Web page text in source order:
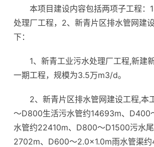
本项目建设内容包括两项子工程：
处理厂工程，2、新青片区排水管网建
下：
1、新青工业污水处理厂工程,新建
一期工程，规模为3.5万m3/d。
2、新青片区排水管网建设工程,本
～D800生活污水管约14693m、D400
水管约22410m、D800～D1500污水
2702m、D600～2.0×1.0m雨水管渠